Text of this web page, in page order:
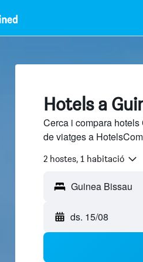
Hotels a
Cerca i compara
de viatges a
2 hostes, 1 habitació
ds. 15/08